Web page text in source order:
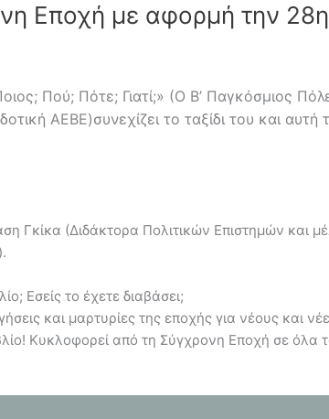
Εποχή με αφορμή την
Πού; Πότε; Γιατί;» (Ο Β’ Παγκόσμιος
ΑΕΒΕ)συνεχίζει το ταξίδι του και
Γκίκα (Διδάκτορα Πολιτικών Επιστημών και
Εσείς το έχετε διαβάσει;
και μαρτυρίες της εποχής για νέους και
Κυκλοφορεί από τη Σύγχρονη Εποχή σε όλα